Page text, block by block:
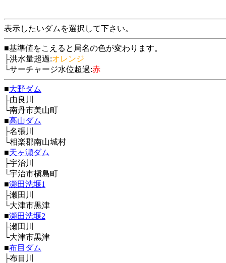
表示したいダムを選択して下さい。
■基準値をこえると局名の色が変わります。
├洪水量超過:オレンジ
└サーチャージ水位超過:赤
■大野ダム
├由良川
└南丹市美山町
■高山ダム
├名張川
└相楽郡南山城村
■天ヶ瀬ダム
├宇治川
└宇治市槇島町
■瀬田洗堰1
├瀬田川
└大津市黒津
■瀬田洗堰2
├瀬田川
└大津市黒津
■布目ダム
├布目川